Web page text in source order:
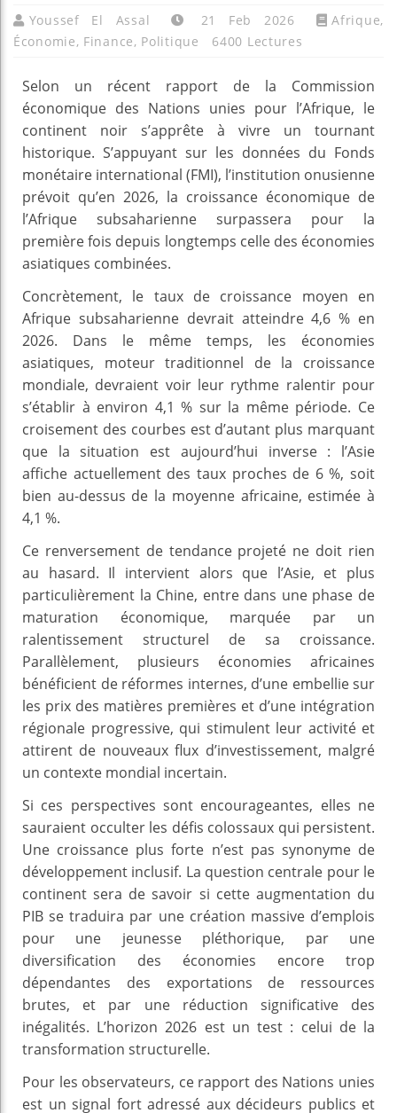
Youssef El Assal 21 Feb 2026 Afrique,
Économie, Finance, Politique 6400 Lectures
Selon un récent rapport de la Commission
économique des Nations unies pour l’Afrique, le
continent noir s’apprête à vivre un tournant
historique. S’appuyant sur les données du Fonds
monétaire international (FMI), l’institution onusienne
prévoit qu’en 2026, la croissance économique de
l’Afrique subsaharienne surpassera pour la
première fois depuis longtemps celle des économies
asiatiques combinées.
Concrètement, le taux de croissance moyen en
Afrique subsaharienne devrait atteindre 4,6 % en
2026. Dans le même temps, les économies
asiatiques, moteur traditionnel de la croissance
mondiale, devraient voir leur rythme ralentir pour
s’établir à environ 4,1 % sur la même période. Ce
croisement des courbes est d’autant plus marquant
que la situation est aujourd’hui inverse : l’Asie
affiche actuellement des taux proches de 6 %, soit
bien au-dessus de la moyenne africaine, estimée à
4,1 %.
Ce renversement de tendance projeté ne doit rien
au hasard. Il intervient alors que l’Asie, et plus
particulièrement la Chine, entre dans une phase de
maturation économique, marquée par un
ralentissement structurel de sa croissance.
Parallèlement, plusieurs économies africaines
bénéficient de réformes internes, d’une embellie sur
les prix des matières premières et d’une intégration
régionale progressive, qui stimulent leur activité et
attirent de nouveaux flux d’investissement, malgré
un contexte mondial incertain.
Si ces perspectives sont encourageantes, elles ne
sauraient occulter les défis colossaux qui persistent.
Une croissance plus forte n’est pas synonyme de
développement inclusif. La question centrale pour le
continent sera de savoir si cette augmentation du
PIB se traduira par une création massive d’emplois
pour une jeunesse pléthorique, par une
diversification des économies encore trop
dépendantes des exportations de ressources
brutes, et par une réduction significative des
inégalités. L’horizon 2026 est un test : celui de la
transformation structurelle.
Pour les observateurs, ce rapport des Nations unies
est un signal fort adressé aux décideurs publics et